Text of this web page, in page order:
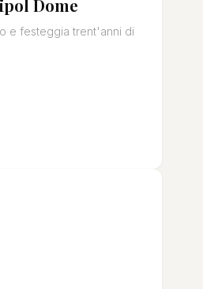
Dome
e festeggia trent'anni di